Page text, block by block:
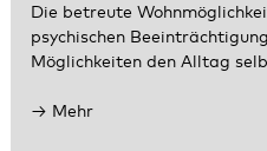
Die betreute
psychischen
Möglichkeiten den Alltag
Mehr